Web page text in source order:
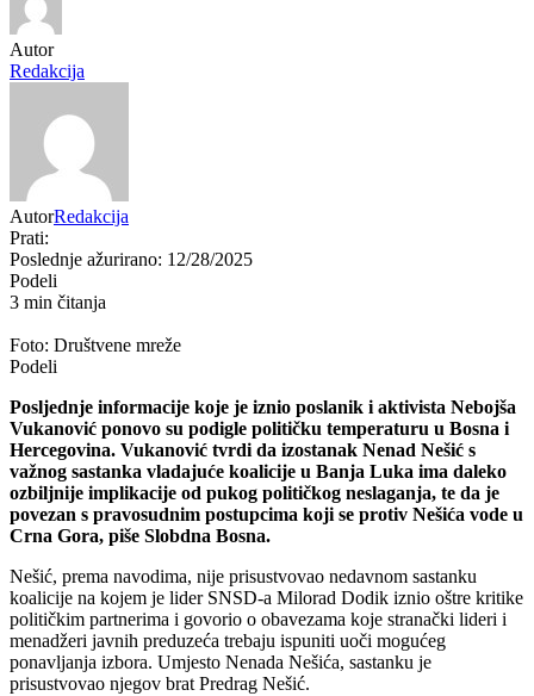
Autor
Redakcija
AutorRedakcija
Prati:
Poslednje ažurirano: 12/28/2025
Podeli
3 min čitanja
Foto: Društvene mreže
Podeli
Posljednje informacije koje je iznio poslanik i aktivista Nebojša
Vukanović ponovo su podigle političku temperaturu u Bosna i
Hercegovina. Vukanović tvrdi da izostanak Nenad Nešić s
važnog sastanka vladajuće koalicije u Banja Luka ima daleko
ozbiljnije implikacije od pukog političkog neslaganja, te da je
povezan s pravosudnim postupcima koji se protiv Nešića vode u
Crna Gora, piše Slobdna Bosna.
Nešić, prema navodima, nije prisustvovao nedavnom sastanku
koalicije na kojem je lider SNSD-a Milorad Dodik iznio oštre kritike
političkim partnerima i govorio o obavezama koje stranački lideri i
menadžeri javnih preduzeća trebaju ispuniti uoči mogućeg
ponavljanja izbora. Umjesto Nenada Nešića, sastanku je
prisustvovao njegov brat Predrag Nešić.